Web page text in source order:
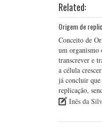
Related:
Origem de
Conceito de
um organismo
transcrever e
a célula
já concluir que
replicação,
Inês da